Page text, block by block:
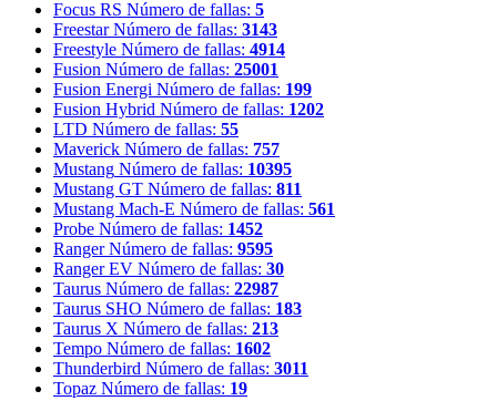
Focus RS Número de fallas: 5
Freestar Número de fallas: 3143
Freestyle Número de fallas: 4914
Fusion Número de fallas: 25001
Fusion Energi Número de fallas: 199
Fusion Hybrid Número de fallas: 1202
LTD Número de fallas: 55
Maverick Número de fallas: 757
Mustang Número de fallas: 10395
Mustang GT Número de fallas: 811
Mustang Mach-E Número de fallas: 561
Probe Número de fallas: 1452
Ranger Número de fallas: 9595
Ranger EV Número de fallas: 30
Taurus Número de fallas: 22987
Taurus SHO Número de fallas: 183
Taurus X Número de fallas: 213
Tempo Número de fallas: 1602
Thunderbird Número de fallas: 3011
Topaz Número de fallas: 19